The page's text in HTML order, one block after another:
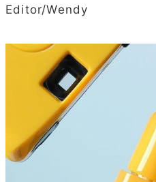
Editor/Wendy